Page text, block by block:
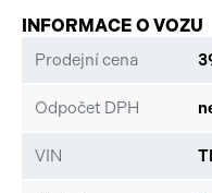
Vás i po prodeji. Ke
certifikát od Cebia,
exekuci. Nabízíme
písemně.
INFORMACE O VOZU
Prodejní cena
Odpočet DPH
VIN